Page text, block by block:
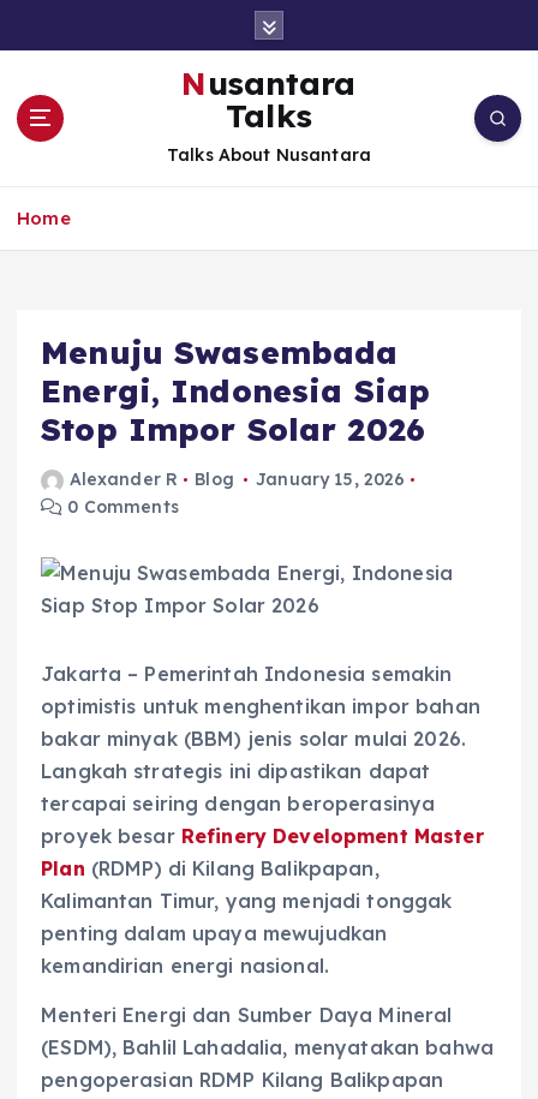
Nusantara
Talks
Talks About Nusantara
Home
Menuju Swasembada
Energi, Indonesia Siap
Stop Impor Solar 2026
Alexander R Blog
January 15, 2026
0 Comments
Jakarta – Pemerintah Indonesia semakin
optimistis untuk menghentikan impor bahan
bakar minyak (BBM) jenis solar mulai 2026.
Langkah strategis ini dipastikan dapat
tercapai seiring dengan beroperasinya
proyek besar Refinery Development Master
Plan (RDMP) di Kilang Balikpapan,
Kalimantan Timur, yang menjadi tonggak
penting dalam upaya mewujudkan
kemandirian energi nasional.
Menteri Energi dan Sumber Daya Mineral
(ESDM), Bahlil Lahadalia, menyatakan bahwa
pengoperasian RDMP Kilang Balikpapan